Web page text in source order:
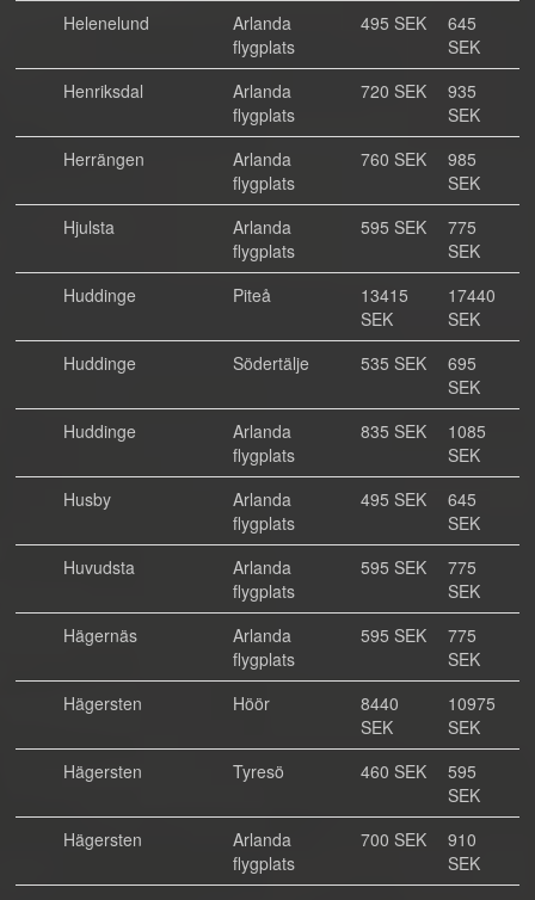
Helenelund
Arlanda
flygplats
495 SEK
645
SEK
Henriksdal
Arlanda
flygplats
720 SEK
935
SEK
Herrängen
Arlanda
flygplats
760 SEK
985
SEK
Hjulsta
Arlanda
flygplats
595 SEK
775
SEK
Huddinge
Piteå
13415
SEK
17440
SEK
Huddinge
Södertälje 535 SEK
695
SEK
Huddinge
Arlanda
flygplats
835 SEK
1085
SEK
Husby
Arlanda
flygplats
495 SEK
645
SEK
Huvudsta
Arlanda
flygplats
595 SEK
775
SEK
Hägernäs
Arlanda
flygplats
595 SEK
775
SEK
Hägersten
Höör
8440
SEK
10975
SEK
Hägersten
Tyresö 460 SEK
595
SEK
Hägersten
Arlanda
flygplats
700 SEK
910
SEK